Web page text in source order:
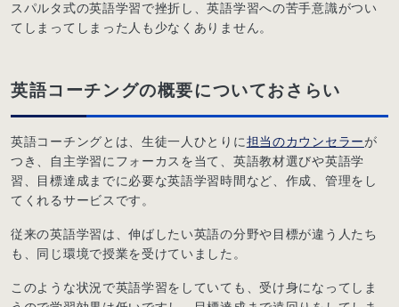
スパルタ式の英語学習で挫折し、英語学習への苦手意識がつい
てしまってしまった人も少なくありません。
英語コーチングの概要についておさらい
英語コーチングとは、生徒一人ひとりに担当のカウンセラーが
つき、自主学習にフォーカスを当て、英語教材選びや英語学
習、目標達成までに必要な英語学習時間など、作成、管理をし
てくれるサービスです。
従来の英語学習は、伸ばしたい英語の分野や目標が違う人たち
も、同じ環境で授業を受けていました。
このような状況で英語学習をしていても、受け身になってしま